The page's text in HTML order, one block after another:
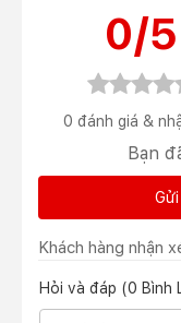
0/5
0 đánh giá &
Bạn
Khách hàng nhận
Hỏi và đáp (0 Bình